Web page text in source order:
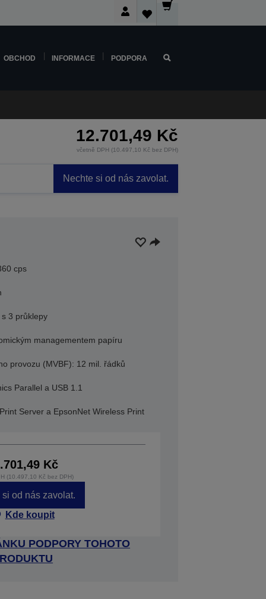
OBCHOD INFORMACE PODPORA
12.701,49 Kč
včetně DPH (10.497,10 Kč bez DPH)
Nechte si od nás zavolat.
cps
3 průklepy
managementem papíru
provozu (MVBF): 12 mil. řádků
Parallel a USB 1.1
Server a EpsonNet Wireless Print
Kč
(10.497,10 Kč bez DPH)
od nás zavolat.
Kde koupit
PODPORY TOHOTO